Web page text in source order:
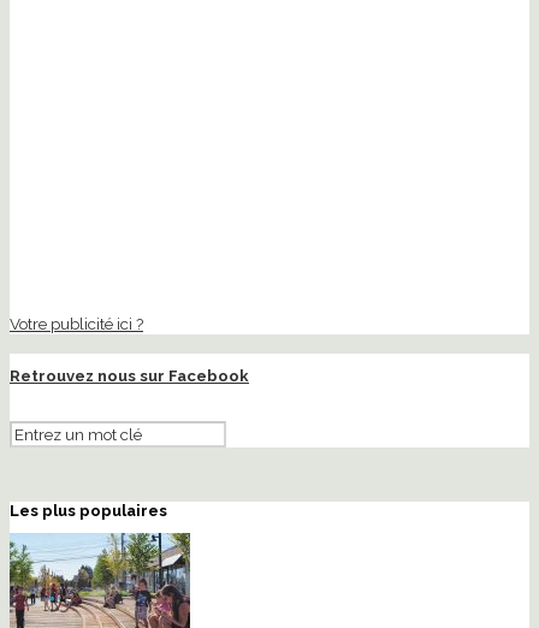
Votre publicité ici ?
Retrouvez nous sur Facebook
Les plus populaires